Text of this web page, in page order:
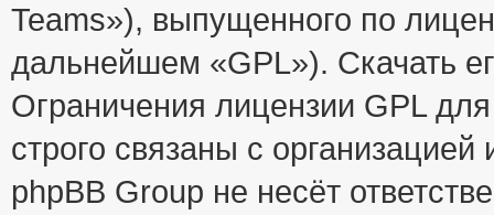
Teams»), выпущенного по
дальнейшем «GPL»). Скачать
Ограничения лицензии GPL
строго связаны с
phpBB Group не несёт